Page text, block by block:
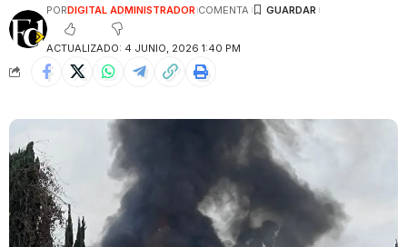
ACTUALIZADO: 4 JUNIO, 2026 1:40 PM
PORDIGITAL ADMINISTRADOR COMENTA